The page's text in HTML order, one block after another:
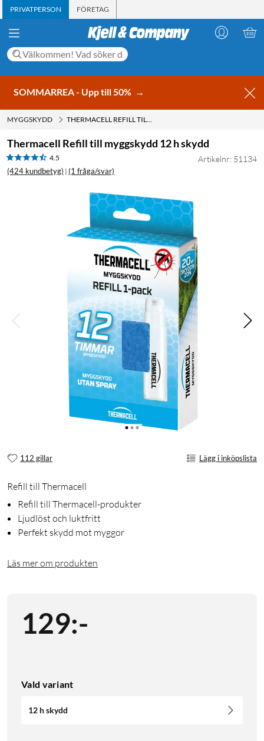
PRIVATPERSON FÖRETAG
SOMMARREA - Upp till 50% →
MYGGSKYDD THERMACELL REFILL TILL MYGGSKYDD 12 H SKYDD
Thermacell Refill till myggskydd 12 h skydd
4.5
(424 kundbetyg) | (1 fråga/svar)
Artikelnr: 51134
112 gillar Lägg i inköpslista
Refill till Thermacell
Refill till Thermacell-produkter
Ljudlöst och luktfritt
Perfekt skydd mot myggor
Läs mer om produkten
129:-
Vald variant
12 h skydd